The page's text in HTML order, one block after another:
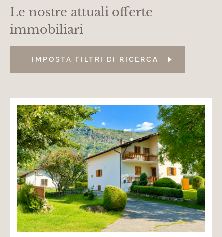
Le nostre attuali offerte
immobiliari
IMPOSTA FILTRI DI RICERCA